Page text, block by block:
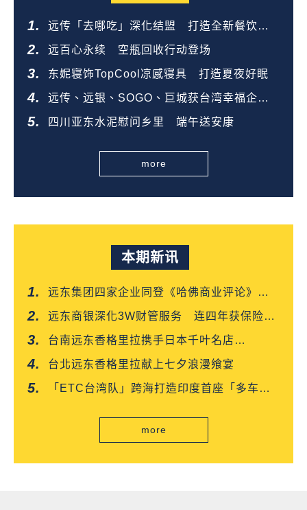
远传「去哪吃」深化结盟 打造全新餐饮生
态圈
远百心永续 空瓶回收行动登场
东妮寝饰TopCool凉感寝具 打造夏夜好眠
远传、远银、SOGO、巨城获台湾幸福企业
金奖
四川亚东水泥慰问乡里 端午送安康
more
本期新讯
远东集团四家企业同登《哈佛商业评论》
「台湾企业领袖100强」
远东商银深化3W财管服务 连四年获保险信
望爱双奖肯定
台南远东香格里拉携手日本千叶名店
「CROISSANT」 得奖可颂抢先上市
台北远东香格里拉献上七夕浪漫飨宴
「ETC台湾队」跨海打造印度首座「多车道
more